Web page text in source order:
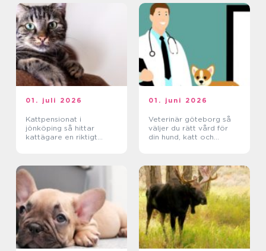
01. juli 2026
Kattpensionat i
jönköping så hittar
kattägare en riktigt
01. juni 2026
Veterinär göteborg så
väljer du rätt vård för
din hund, katt och